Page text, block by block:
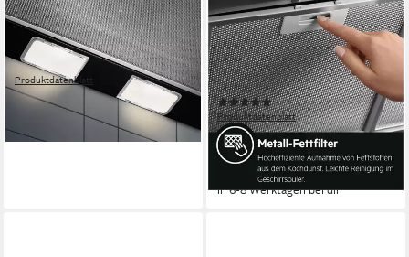
AEG
Flachschirmhaube
LED-Beleuchtung Beleuchtung
Drucktasten
Bedienelemente
Produktdatenblatt
238,99 €
mtl. in 12 Raten
in 2-3 Werktagen bei dir
AEG
Unterbauhaube DEB2531S
62dB(A) Betriebsgeräusch
LED Beleuchtung
Schiebeschalter Bedienelemente
(1)
Produktdatenblatt
293,00 € UVP510,00 €
14,55 € mtl. in 24 Raten
in 6-8 Werktagen bei dir